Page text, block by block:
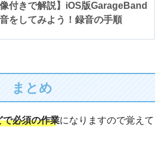
像付きで解説】iOS版GarageBand
をしてみよう！録音の手順
まとめ
で必須の作業になりますので覚えて